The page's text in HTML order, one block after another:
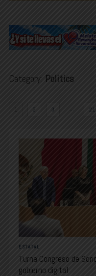
Category: Politics
1 2 3 … 21
ESTATAL
Turna Congreso de
gobierno digital